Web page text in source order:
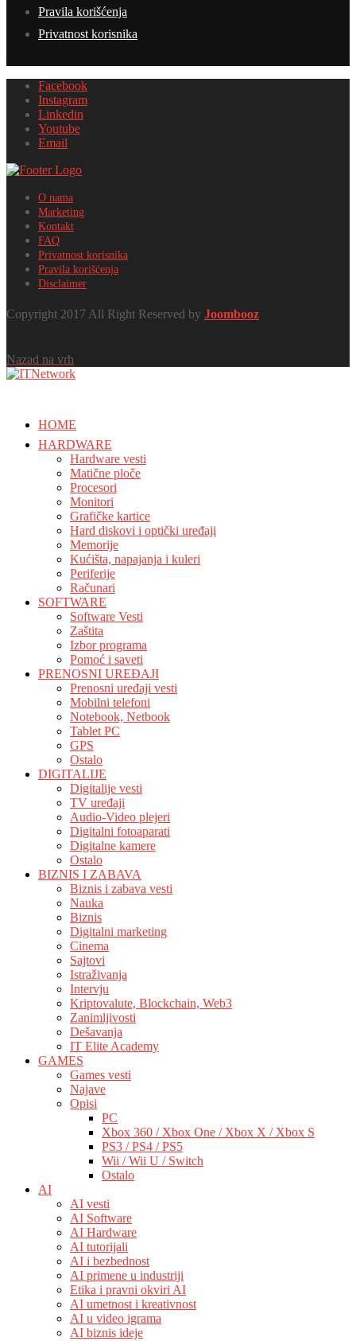
Pravila korišćenja
Privatnost korisnika
Facebook
Instagram
Linkedin
Youtube
Email
O nama
Marketing
Kontakt
FAQ
Privatnost korisnika
Pravila korišćenja
Disclaimer
Copyright 2017 All Right Reserved by Joombooz
Nazad na vrh
HOME
HARDWARE
Hardware vesti
Matične ploče
Procesori
Monitori
Grafičke kartice
Hard diskovi i optički uređaji
Memorije
Kućišta, napajanja i kuleri
Periferije
Računari
SOFTWARE
Software Vesti
Zaštita
Izbor programa
Pomoć i saveti
PRENOSNI UREĐAJI
Prenosni uređaji vesti
Mobilni telefoni
Notebook, Netbook
Tablet PC
GPS
Ostalo
DIGITALIJE
Digitalije vesti
TV uređaji
Audio-Video plejeri
Digitalni fotoaparati
Digitalne kamere
Ostalo
BIZNIS I ZABAVA
Biznis i zabava vesti
Nauka
Biznis
Digitalni marketing
Cinema
Sajtovi
Istraživanja
Intervju
Kriptovalute, Blockchain, Web3
Zanimljivosti
Dešavanja
IT Elite Academy
GAMES
Games vesti
Najave
Opisi
PC
Xbox 360 / Xbox One / Xbox X / Xbox S
PS3 / PS4 / PS5
Wii / Wii U / Switch
Ostalo
AI
AI vesti
AI Software
AI Hardware
AI tutorijali
AI i bezbednost
AI primene u industriji
Etika i pravni okviri AI
AI umetnost i kreativnost
AI u video igrama
AI biznis ideje